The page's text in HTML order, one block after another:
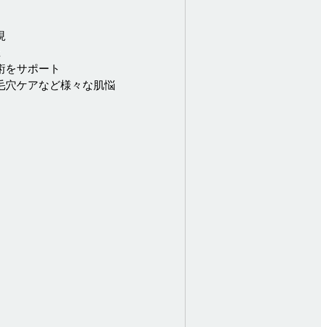
をサポート
穴ケアなど様々な肌悩